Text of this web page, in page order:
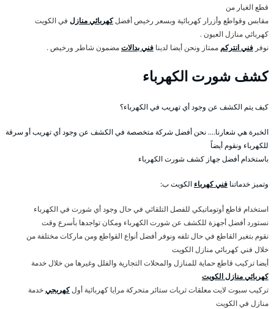
قطع الغيار من
مقابس وقواطع وأزرار كهربائية وبسعر رخيص أفضلكهربائي منازل في الكويت
كهربائي منازل العيون .
نوفر فني انتركم ممتاز ونحن أيضا لدينا فني بدالاتمضمون شاطر ورخيص .
كشف شورت الكهرباء
كيف يتم الكشف عن وجود أي تهريب في الكهرباء؟
الخبرة هي شعارنا…. نحن أفضل شركة متخصصة في الكشف عن وجود أي تهريب أو سرقة
للكهرباء ونقوم أيضاً
باستخدام أفضل جهاز كشف شورت الكهرباء
وتميز خدماتنا فني كهرباء الكويت ب:
استخدام قاطع أوتوماتيكي للفصل التلقائي في حال وجود أي شورت في الكهرباء
نستورد أفضل أجهزة للكشف عن شورت الكهرباء ومكان تواجدها بأسرع وقت
نقوم بتغير القاطع في حال تلفه ونوفر أفضل أنواع القواطع ومن ماركات مختلفة من
خلال فني كهربائي منازل الكويت
أيضا تركيب قاطع حماية للمنازل والمحلات التجارية والفلل وغيرها من خلال خدمة
كهربائي منازل الكويت
تركيب سبوت لايت معلقات ثريات ستائر متحركة مرايا كهربائية أولكهربجيخدمة
منازل في الكويت